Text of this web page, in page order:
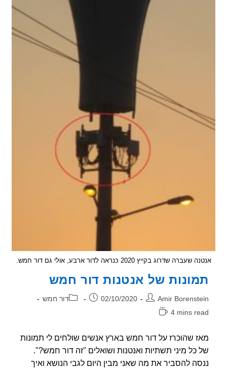
שדרוג בקייץ 2020 כנראה לדור ארבע, אולי גם דור חמש.
של אנטנות דור חמש
Amir פורסם:
02/10/2020 קטגוריה:דור חמש
4 mins
שהוכרז על דור חמש בארץ אנשים שולחים לי תמונות
מיני תשתיות ואנטנות ושואלים "זה דור חמש?".
להסביר את מה שאני מבין היום לגבי הנושא ואיך